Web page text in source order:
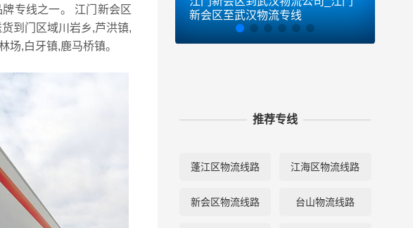
专线之一。 江门新会区
到门区域川岩乡,芦洪镇,
场,白牙镇,鹿马桥镇。
新会区至武汉物流专线
推荐专线
蓬江区物流线路 江海区物流线路
新会区物流线路 台山物流线路